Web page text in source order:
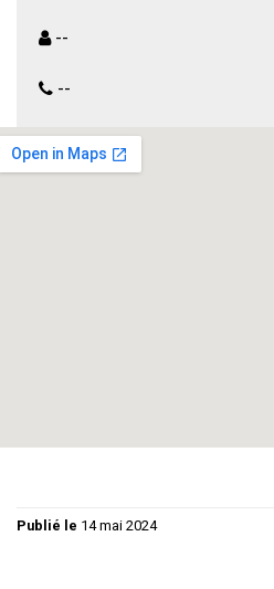
--
--
Publié le 14 mai 2024